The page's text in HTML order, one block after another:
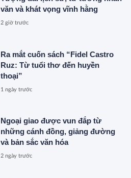
văn và khát vọng vĩnh hằng
2 giờ trước
Ra mắt cuốn sách “Fidel Castro
Ruz: Từ tuổi thơ đến huyền
thoại”
1 ngày trước
Ngoại giao được vun đắp từ
những cánh đồng, giảng đường
và bản sắc văn hóa
2 ngày trước